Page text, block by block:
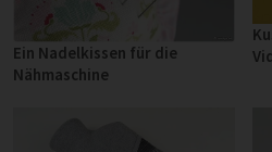
Ein Nadelkissen für die
Nähmaschine